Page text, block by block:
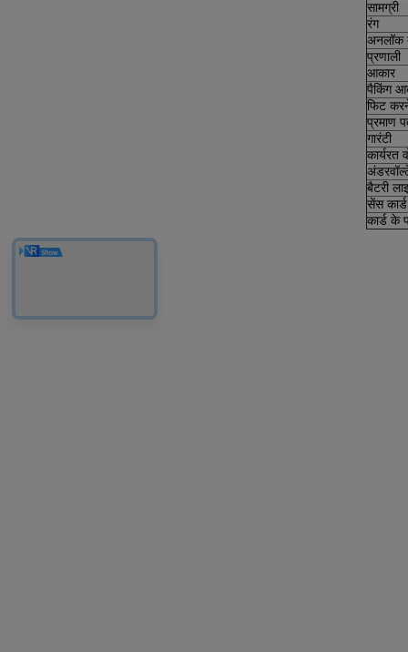
सामग्री
रंग
अनलॉक
प्रणाली
आकार
पैकिंग
फिट
प्रमाण
गारंटी
कार्यरत
बैटरी
सेंस
कार्ड के